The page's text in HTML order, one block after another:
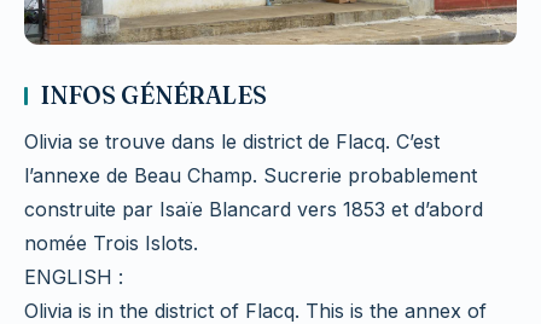
INFOS GÉNÉRALES
Olivia se trouve dans le district de Flacq. C’est
l’annexe de Beau Champ. Sucrerie probablement
construite par Isaïe Blancard vers 1853 et d’abord
nomée Trois Islots.
ENGLISH :
Olivia is in the district of Flacq. This is the annex of